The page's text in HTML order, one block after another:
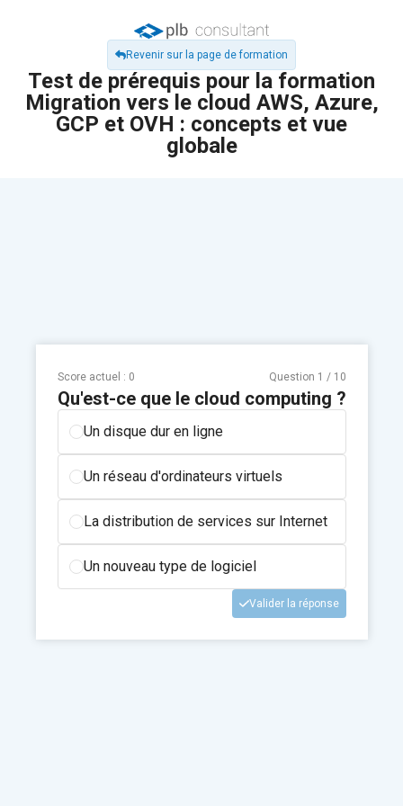
Revenir sur la page de formation
Test de prérequis pour la formation
Migration vers le cloud AWS, Azure,
GCP et OVH : concepts et vue
globale
Score actuel : 0 Question 1 / 10
Qu'est-ce que le cloud computing ?
Un disque dur en ligne
Un réseau d'ordinateurs virtuels
La distribution de services sur Internet
Un nouveau type de logiciel
Valider la réponse